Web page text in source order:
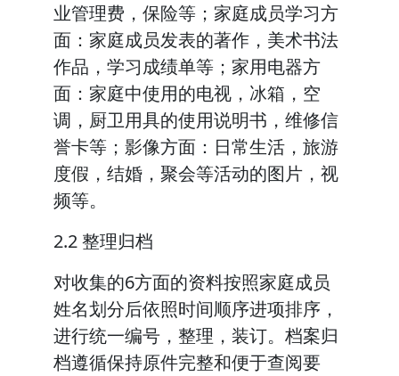
业管理费，保险等；家庭成员学习方
面：家庭成员发表的著作，美术书法
作品，学习成绩单等；家用电器方
面：家庭中使用的电视，冰箱，空
调，厨卫用具的使用说明书，维修信
誉卡等；影像方面：日常生活，旅游
度假，结婚，聚会等活动的图片，视
频等。
2.2 整理归档
对收集的6方面的资料按照家庭成员
姓名划分后依照时间顺序进项排序，
进行统一编号，整理，装订。档案归
档遵循保持原件完整和便于查阅要